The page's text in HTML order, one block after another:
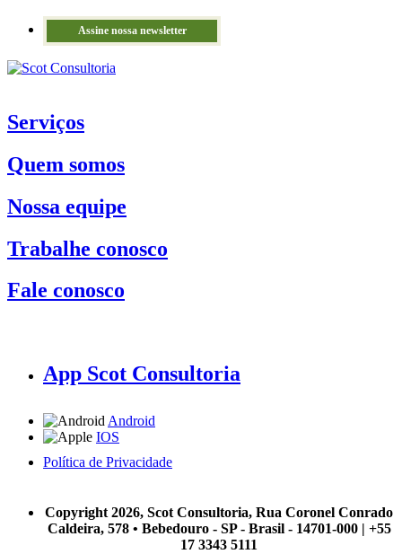
Assine nossa newsletter
Serviços
Quem somos
Nossa equipe
Trabalhe conosco
Fale conosco
App Scot Consultoria
Android
IOS
Política de Privacidade
Copyright 2026, Scot Consultoria, Rua Coronel Conrado
Caldeira, 578 • Bebedouro - SP - Brasil - 14701-000 | +55
17 3343 5111